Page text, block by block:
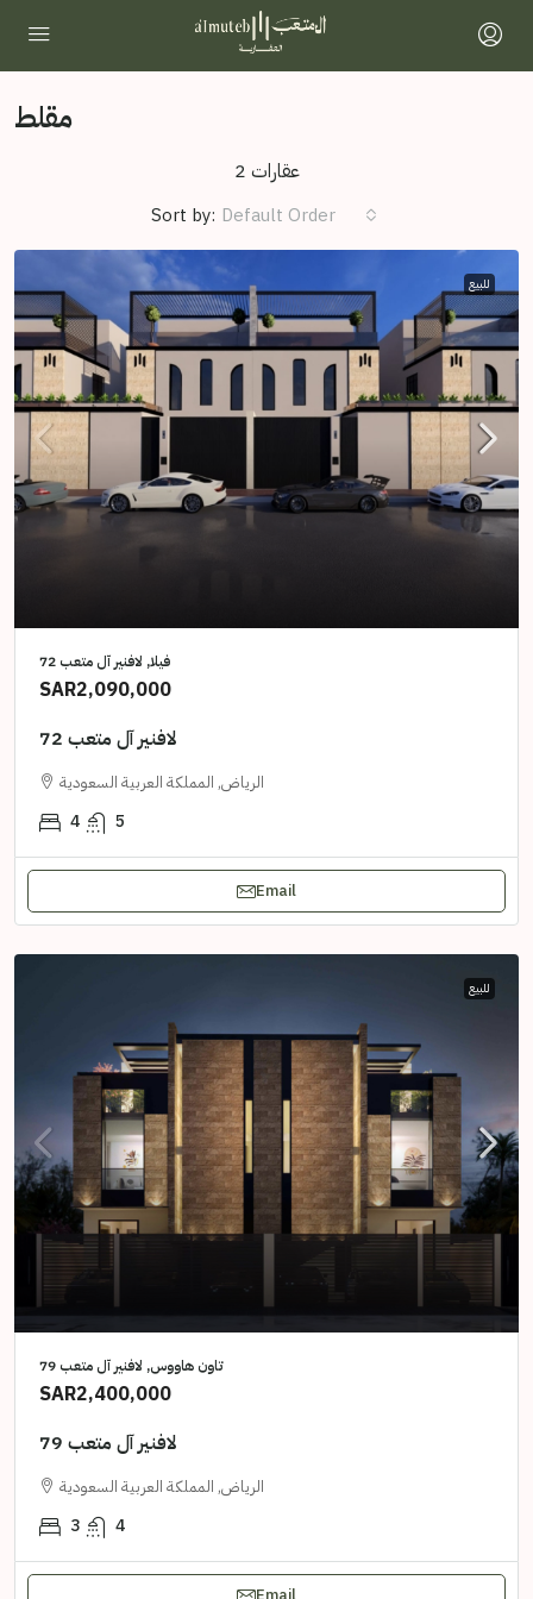
مقلط
2 عقارات
Sort by: Default Order
للبيع
فيلا, لافنير آل متعب 72
SAR2,090,000
لافنير آل متعب 72
الرياض, المملكة العربية السعودية
4 5
Email
للبيع
تاون هاووس, لافنير آل متعب 79
SAR2,400,000
لافنير آل متعب 79
الرياض, المملكة العربية السعودية
3 4